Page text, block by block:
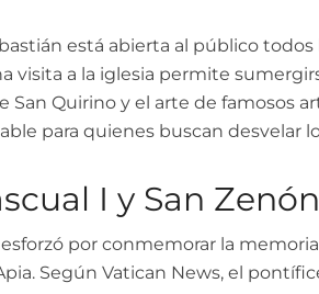
está abierta al público
visita a la iglesia permite
Quirino y el arte de famosos
para quienes buscan desvelar
I y San Zenón
esforzó por conmemorar la
Según Vatican News, el